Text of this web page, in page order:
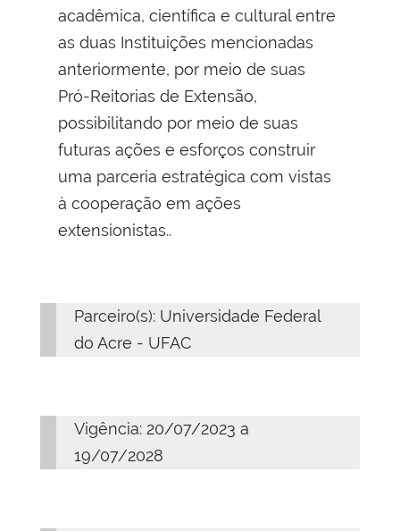
acadêmica, científica e cultural entre
as duas Instituições mencionadas
anteriormente, por meio de suas
Pró-Reitorias de Extensão,
possibilitando por meio de suas
futuras ações e esforços construir
uma parceria estratégica com vistas
à cooperação em ações
extensionistas..
Parceiro(s): Universidade Federal
do Acre - UFAC
Vigência: 20/07/2023 a
19/07/2028